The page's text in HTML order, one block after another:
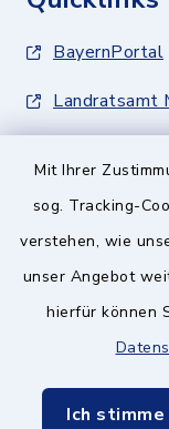
Mit Ihrer
sog. Tracking-
verstehen, wie
unser Angebot
hierfür können
Ich stimme
BayernPortal
Landratsamt